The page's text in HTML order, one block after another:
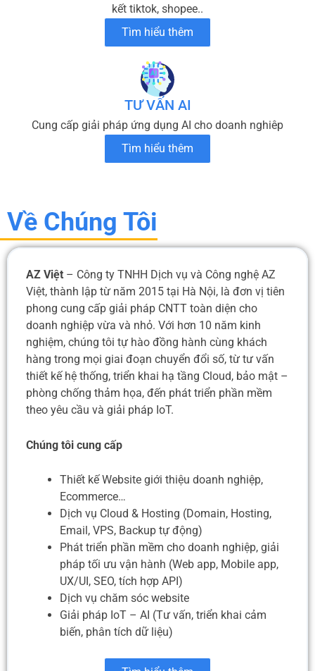
kết tiktok, shopee..
Tìm hiểu thêm
TƯ VẤN AI
Cung cấp giải pháp ứng dụng AI cho doanh nghiêp
Tìm hiểu thêm
Về Chúng Tôi
AZ Việt – Công ty TNHH Dịch vụ và Công nghệ AZ
Việt, thành lập từ năm 2015 tại Hà Nội, là đơn vị tiên
phong cung cấp giải pháp CNTT toàn diện cho
doanh nghiệp vừa và nhỏ. Với hơn 10 năm kinh
nghiệm, chúng tôi tự hào đồng hành cùng khách
hàng trong mọi giai đoạn chuyển đổi số, từ tư vấn
thiết kế hệ thống, triển khai hạ tầng Cloud, bảo mật –
phòng chống thảm họa, đến phát triển phần mềm
theo yêu cầu và giải pháp IoT.
Chúng tôi cung cấp
Thiết kế Website giới thiệu doanh nghiệp,
Ecommerce…
Dịch vụ Cloud & Hosting (Domain, Hosting,
Email, VPS, Backup tự động)
Phát triển phần mềm cho doanh nghiệp, giải
pháp tối ưu vận hành (Web app, Mobile app,
UX/UI, SEO, tích hợp API)
Dịch vụ chăm sóc website
Giải pháp IoT – AI (Tư vấn, triển khai cảm
biến, phân tích dữ liệu)